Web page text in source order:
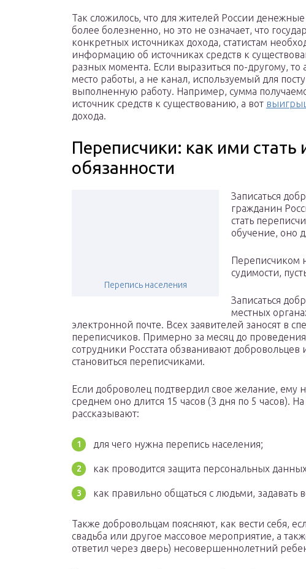
Так сложилось, что для жителей России
более болезненно, но это не означает, что
конкретных источниках дохода, статистам
информацию об источниках средств к
разных момента. Если выразиться по-другому,
место работы, а не канал, используемый для
выполненную работу. Например, сумма
источник средств к существованию, а вот
дохода.
Переписчики: как ими стать
обязанности
Перепись населения
Записаться
гражданин
стать
обучение, оно
Переписчиком
судимости,
Записаться
местных
электронной почте. Всех заявителей заносят в
переписчиков. Примерно за месяц до
сотрудники Росстата обзванивают
становиться переписчиками.
Если доброволец подтвердил свое желание, ему
среднем оно длится 15 часов (3 дня по 5 часов).
рассказывают:
для чего нужна перепись населения;
как проводится защита персональных
как правильно общаться с людьми, задавать
Также добровольцам поясняют, как вести себя,
свадьба или другое массовое мероприятие, а
ответил через дверь) несовершеннолетний